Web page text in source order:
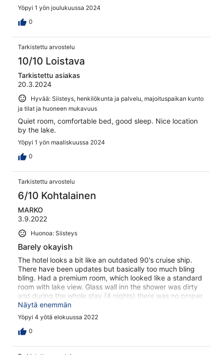
Yöpyi 1 yön joulukuussa 2024
0
Tarkistettu arvostelu
10/10 Loistava
Tarkistettu asiakas
20.3.2024
Hyvää: Siisteys, henkilökunta ja palvelu, majoituspaikan kunto
ja tilat ja huoneen mukavuus
Quiet room, comfortable bed, good sleep. Nice location
by the lake.
Yöpyi 1 yön maaliskuussa 2024
0
Tarkistettu arvostelu
6/10 Kohtalainen
MARKO
3.9.2022
Huonoa: Siisteys
Barely okayish
The hotel looks a bit like an outdated 90's cruise ship.
There have been updates but basically too much bling
bling. Had a premium room, which looked like a standard
room with lake view. Glass wall inn the shower was dirty
and during the whole stay (4 nights) there was no proper
cleaning. No new coffee cups, no clean wine glasses.
Breakfast was okayish, don't know how do they do their
bacon but those felt more like beef jerky. Otherwise not
too busy. Felt disappointed and probably looking for
Näytä enemmän
Yöpyi 4 yötä elokuussa 2022
0